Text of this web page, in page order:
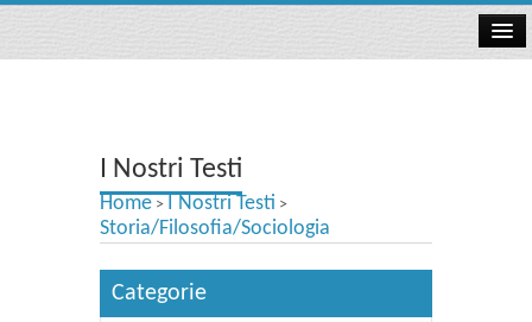
Testi scolastici
Carta Cultura e Carta del Merito - Carta Docente
I Nostri Testi
Home > I Nostri Testi >
Storia/Filosofia/Sociologia
Categorie